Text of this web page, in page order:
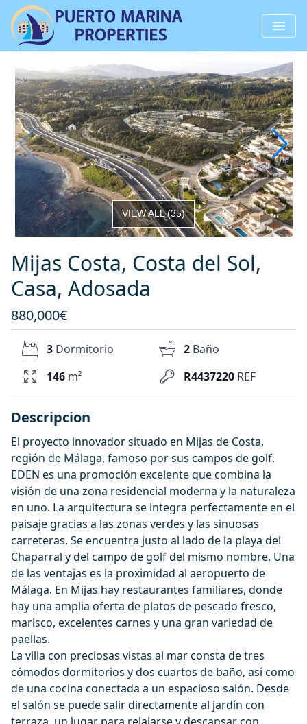
VIEW ALL(35)
Mijas Costa, Costa del Sol,
Casa, Adosada
880,000€
R4437220 REF
3 Dormitorio 2 Baño
146 m²
Descripcion
El proyecto innovador situado en Mijas de Costa,
región de Málaga, famoso por sus campos de golf.
EDEN es una promoción excelente que combina la
visión de una zona residencial moderna y la naturaleza
en uno. La arquitectura se integra perfectamente en el
paisaje gracias a las zonas verdes y las sinuosas
carreteras. Se encuentra justo al lado de la playa del
Chaparral y del campo de golf del mismo nombre. Una
de las ventajas es la proximidad al aeropuerto de
Málaga. En Mijas hay restaurantes familiares, donde
hay una amplia oferta de platos de pescado fresco,
marisco, excelentes carnes y una gran variedad de
paellas.
La villa con preciosas vistas al mar consta de tres
cómodos dormitorios y dos cuartos de baño, así como
de una cocina conectada a un espacioso salón. Desde
el salón se puede salir directamente al jardín con